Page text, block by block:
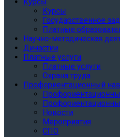
Курсы
Государственное
Платные
Научно-методическая
Династии
Платные услуги
Платные услуги
Охрана труда
Профориентационный
Новости
Мероприятия
СПО